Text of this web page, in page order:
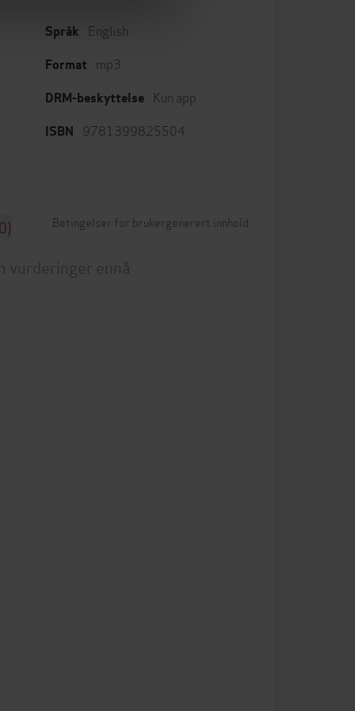
Språk English
Format mp3
DRM-beskyttelse Kun app
ISBN 9781399825504
Betingelser for brukergenerert innhold
vurderinger ennå